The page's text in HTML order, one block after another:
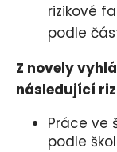
rizikové
podle
Z novely
následující
Práce ve
podle